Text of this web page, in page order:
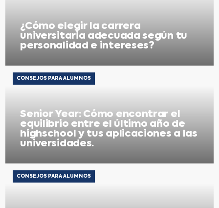
¿Cómo elegir la carrera
universitaria adecuada según tu
personalidad e intereses?
Senior Year: Cómo encontrar el
equilibrio entre el último año de
highschool y tus aplicaciones a las
universidades.
CONSEJOS PARA ALUMNOS
CONSEJOS PARA ALUMNOS